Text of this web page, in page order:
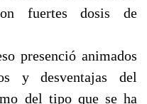
fuertes dosis de
presenció animados
y desventajas del
del tipo que se ha